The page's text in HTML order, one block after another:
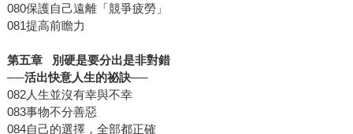
080保護自己遠離「競爭疲勞」
081提高前瞻力
第五章 別硬是要分出是非對錯
──活出快意人生的祕訣──
082人生並沒有幸與不幸
083事物不分善惡
084自己的選擇，全部都正確